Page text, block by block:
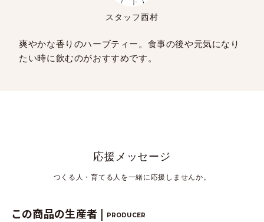
スタッフ西村
爽やかな香りのハーブティー。食事の後や元気になり
たい時に飲むのがおすすめです。
応援メッセージ
つくる人・育てる人を一緒に応援しませんか。
この商品の生産者 | PRODUCER